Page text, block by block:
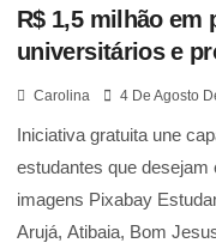
R$ 1,5 milhão em
universitários e
Carolina 4 De Agosto
Iniciativa gratuita une
estudantes que desejam
imagens Pixabay
Arujá, Atibaia, Bom